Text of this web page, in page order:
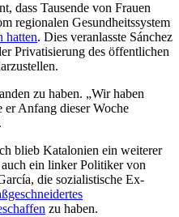
dass Tausende von Frauen
regionalen Gesundheitssystem
hatten. Dies veranlasste Sánchez
Privatisierung des öffentlichen
zu haben. „Wir haben
er Anfang dieser Woche
.
blieb Katalonien ein weiterer
ein linker Politiker von
die sozialistische Ex-
zu haben.